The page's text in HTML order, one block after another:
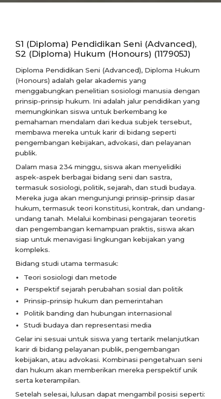
S1 (Diploma) Pendidikan Seni (Advanced),
S2 (Diploma) Hukum (Honours) (117905J)
Diploma Pendidikan Seni (Advanced), Diploma Hukum
(Honours) adalah gelar akademis yang
menggabungkan penelitian sosiologi manusia dengan
prinsip-prinsip hukum. Ini adalah jalur pendidikan yang
memungkinkan siswa untuk berkembang ke
pemahaman mendalam dari kedua subjek tersebut,
membawa mereka untuk karir di bidang seperti
pengembangan kebijakan, advokasi, dan pelayanan
publik.
Dalam masa 234 minggu, siswa akan menyelidiki
aspek-aspek berbagai bidang seni dan sastra,
termasuk sosiologi, politik, sejarah, dan studi budaya.
Mereka juga akan mengunjungi prinsip-prinsip dasar
hukum, termasuk teori konstitusi, kontrak, dan undang-
undang tanah. Melalui kombinasi pengajaran teoretis
dan pengembangan kemampuan praktis, siswa akan
siap untuk menavigasi lingkungan kebijakan yang
kompleks.
Bidang studi utama termasuk:
Teori sosiologi dan metode
Perspektif sejarah perubahan sosial dan politik
Prinsip-prinsip hukum dan pemerintahan
Politik banding dan hubungan internasional
Studi budaya dan representasi media
Gelar ini sesuai untuk siswa yang tertarik melanjutkan
karir di bidang pelayanan publik, pengembangan
kebijakan, atau advokasi. Kombinasi pengetahuan seni
dan hukum akan memberikan mereka perspektif unik
serta keterampilan.
Setelah selesai, lulusan dapat mengambil posisi seperti: